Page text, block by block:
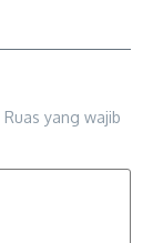
Ruas yang wajib